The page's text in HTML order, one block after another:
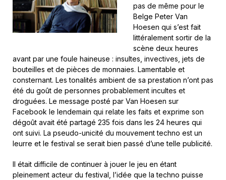
pas de même pour le
Belge Peter Van
Hoesen qui s’est fait
littéralement sortir de la
scène deux heures
avant par une foule haineuse : insultes, invectives, jets de
bouteilles et de pièces de monnaies. Lamentable et
consternant. Les tonalités ambient de sa prestation n’ont pas
été du goût de personnes probablement incultes et
droguées. Le message posté par Van Hoesen sur
Facebook le lendemain qui relate les faits et exprime son
dégoût avait été partagé 235 fois dans les 24 heures qui
ont suivi. La pseudo-unicité du mouvement techno est un
leurre et le festival se serait bien passé d’une telle publicité.
Il était difficile de continuer à jouer le jeu en étant
pleinement acteur du festival, l’idée que la techno puisse